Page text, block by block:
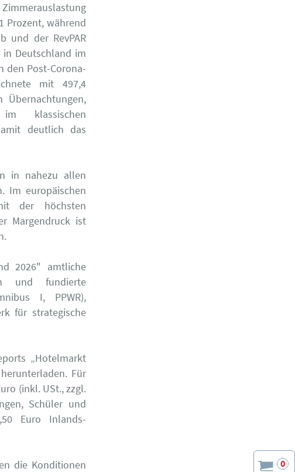
0
Prozent, während
und der RevPAR
Deutschland im
den Post-Corona-
mit 497,4
klassischen
deutlich das
in nahezu allen
Im europäischen
der höchsten
Margendruck ist
2026" amtliche
und fundierte
I, PPWR),
für strategische
„Hotelmarkt
Für
(inkl. USt., zzgl.
Schüler und
Euro Inlands-
die Konditionen